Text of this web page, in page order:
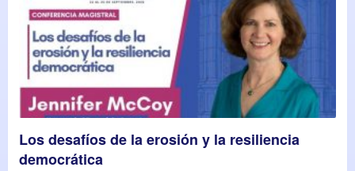
Los desafíos de la erosión y la resiliencia
democrática